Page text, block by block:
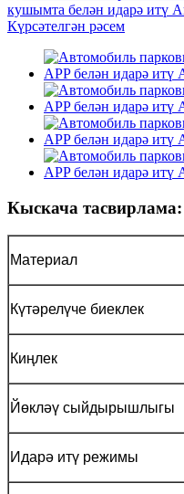
Кыскача тасвирлама:
Материал
Күтәрелүче биеклек
Киңлек
Йөкләү сыйдырышлыгы
Идарә итү режимы